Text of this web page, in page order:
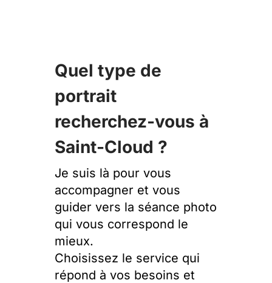
Quel type de
portrait
recherchez-vous à
Saint-Cloud ?
Je suis là pour vous
accompagner et vous
guider vers la séance photo
qui vous correspond le
mieux.
Choisissez le service qui
répond à vos besoins et